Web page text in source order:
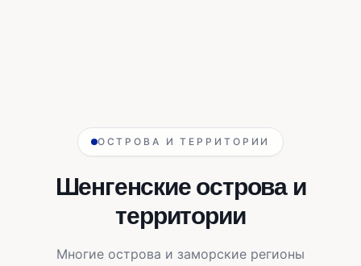
ОСТРОВА И ТЕРРИТОРИИ
Шенгенские острова и
территории
Многие острова и заморские регионы